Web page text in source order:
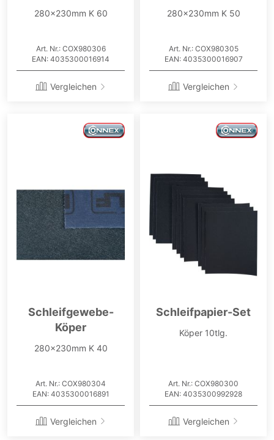
280x230mm K 60
Art. Nr.: COX980306
EAN: 4035300016914
Vergleichen
280x230mm K 50
Art. Nr.: COX980305
EAN: 4035300016907
Vergleichen
Schleifgewebe-
Köper
280x230mm K 40
Art. Nr.: COX980304
EAN: 4035300016891
Vergleichen
Schleifpapier-Set
Köper 10tlg.
Art. Nr.: COX980300
EAN: 4035300992928
Vergleichen